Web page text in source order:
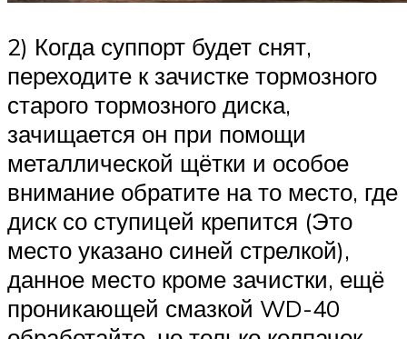
2) Когда суппорт будет снят,
переходите к зачистке тормозного
старого тормозного диска,
зачищается он при помощи
металлической щётки и особое
внимание обратите на то место, где
диск со ступицей крепится (Это
место указано синей стрелкой),
данное место кроме зачистки, ещё
проникающей смазкой WD-40